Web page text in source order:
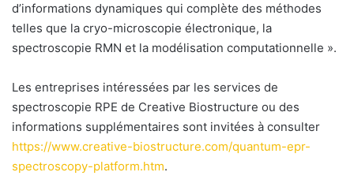
d’informations dynamiques qui complète des méthodes
telles que la cryo-microscopie électronique, la
spectroscopie RMN et la modélisation computationnelle ».
Les entreprises intéressées par les services de
spectroscopie RPE de Creative Biostructure ou des
informations supplémentaires sont invitées à consulter
https://www.creative-biostructure.com/quantum-epr-
spectroscopy-platform.htm.